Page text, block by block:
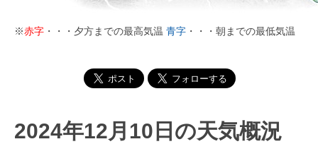
※赤字 ・・・夕方までの最高気温 青字 ・・・朝までの最低気温
2024年12月10日の天気概況